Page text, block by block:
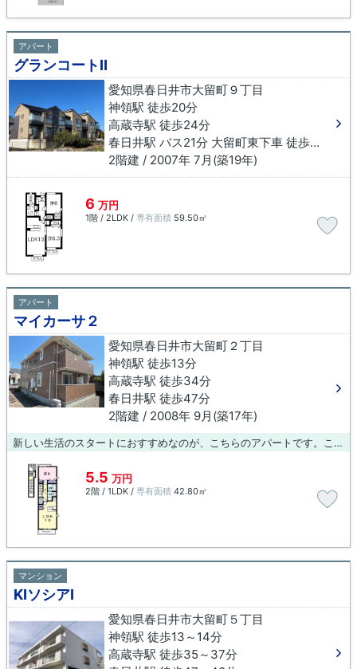
アパート
グランコートⅡ
愛知県春日井市大留町９丁目
神領駅 徒歩20分
高蔵寺駅 徒歩24分
春日井駅 バス21分 大留町東下車 徒歩3分
2階建 / 2007年 7月(築19年)
6 万円
1階 / 2LDK / 専有面積 59.50㎡
アパート
マイカーサ２
愛知県春日井市大留町２丁目
神領駅 徒歩13分
高蔵寺駅 徒歩34分
春日井駅 徒歩47分
2階建 / 2008年 9月(築17年)
新しい生活のスタートにおすすめなのが、こちらのアパートです。こちらの物件は、駅へも徒歩13分と歩いてアクセスできます。快適に暮らしたい。利便性の高い物件が良い。そうお考えの方に、当社オススメの物件をご紹介します。近くには、生活に欠かせない施設が立地しているので、快適に暮らせるでしょう。
5.5 万円
2階 / 1LDK / 専有面積 42.80㎡
マンション
KIソシアⅠ
愛知県春日井市大留町５丁目
神領駅 徒歩13～14分
高蔵寺駅 徒歩35～37分